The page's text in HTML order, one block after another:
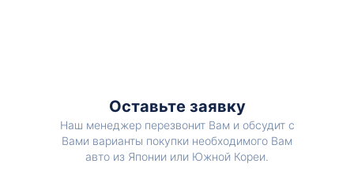
Оставьте заявку
Наш менеджер перезвонит Вам и обсудит с
Вами варианты покупки необходимого Вам
авто из Японии или Южной Кореи.